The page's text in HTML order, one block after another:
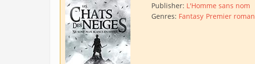
Publisher: L'Homme sans nom
Genres: Fantasy Premier roman